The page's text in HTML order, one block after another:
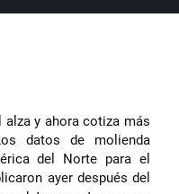
y ahora cotiza más
datos de molienda
del Norte para el
ayer después del